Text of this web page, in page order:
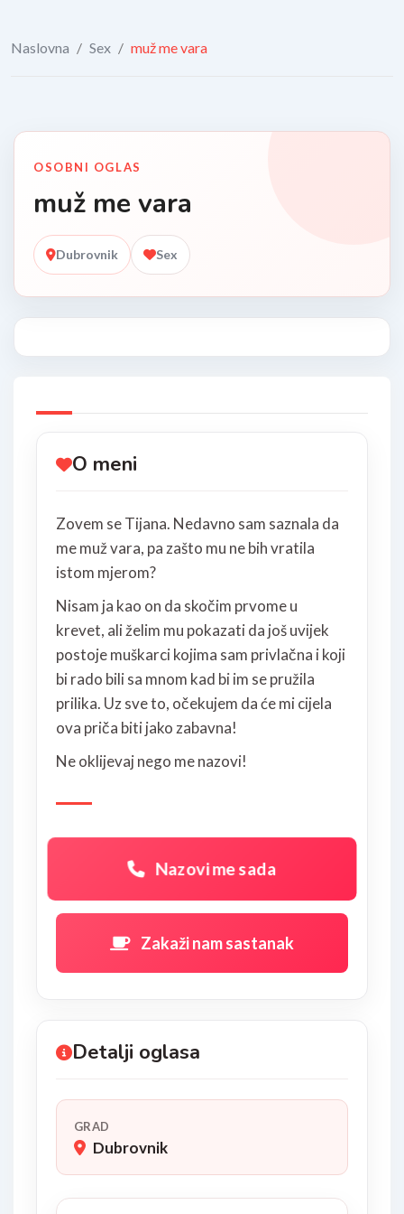
Naslovna / Sex / muž me vara
OSOBNI OGLAS
muž me vara
Dubrovnik Sex
O meni
Zovem se Tijana. Nedavno sam saznala da
me muž vara, pa zašto mu ne bih vratila
istom mjerom?
Nisam ja kao on da skočim prvome u
krevet, ali želim mu pokazati da još uvijek
postoje muškarci kojima sam privlačna i koji
bi rado bili sa mnom kad bi im se pružila
prilika. Uz sve to, očekujem da će mi cijela
ova priča biti jako zabavna!
Ne oklijevaj nego me nazovi!
Nazovi me sada
Zakaži nam sastanak
Detalji oglasa
GRAD
Dubrovnik